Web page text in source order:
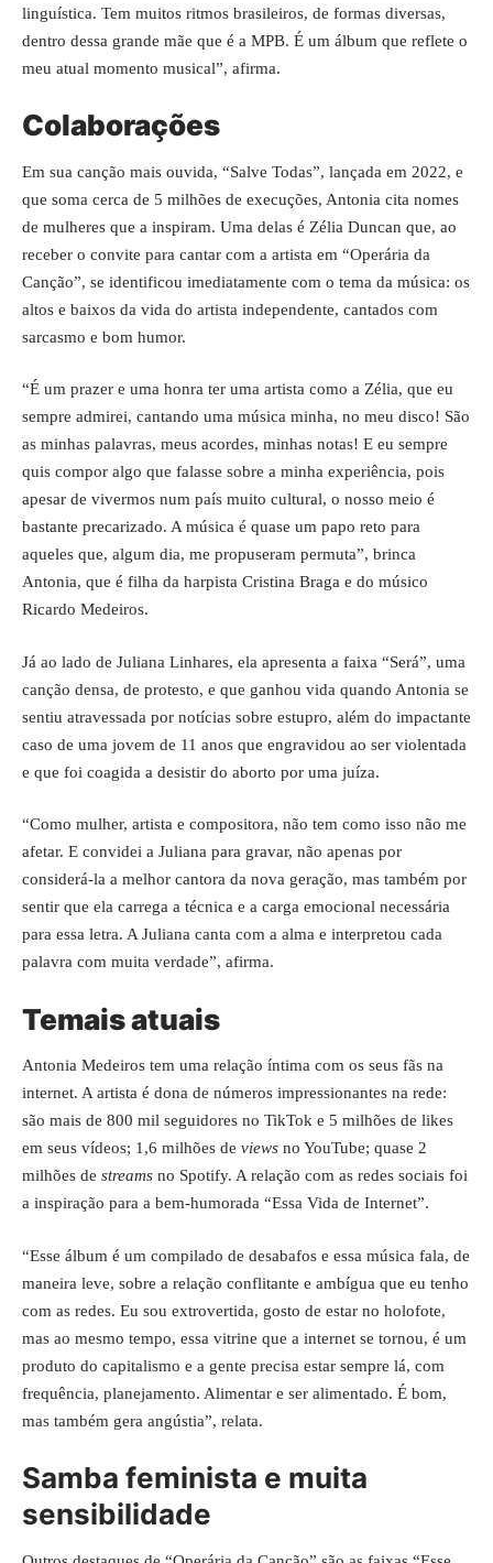
linguística. Tem muitos ritmos brasileiros, de formas diversas,
dentro dessa grande mãe que é a MPB. É um álbum que reflete o
meu atual momento musical”, afirma.
Colaborações
Em sua canção mais ouvida, “Salve Todas”, lançada em 2022, e
que soma cerca de 5 milhões de execuções, Antonia cita nomes
de mulheres que a inspiram. Uma delas é Zélia Duncan que, ao
receber o convite para cantar com a artista em “Operária da
Canção”, se identificou imediatamente com o tema da música: os
altos e baixos da vida do artista independente, cantados com
sarcasmo e bom humor.
“É um prazer e uma honra ter uma artista como a Zélia, que eu
sempre admirei, cantando uma música minha, no meu disco! São
as minhas palavras, meus acordes, minhas notas! E eu sempre
quis compor algo que falasse sobre a minha experiência, pois
apesar de vivermos num país muito cultural, o nosso meio é
bastante precarizado. A música é quase um papo reto para
aqueles que, algum dia, me propuseram permuta”, brinca
Antonia, que é filha da harpista Cristina Braga e do músico
Ricardo Medeiros.
Já ao lado de Juliana Linhares, ela apresenta a faixa “Será”, uma
canção densa, de protesto, e que ganhou vida quando Antonia se
sentiu atravessada por notícias sobre estupro, além do impactante
caso de uma jovem de 11 anos que engravidou ao ser violentada
e que foi coagida a desistir do aborto por uma juíza.
“Como mulher, artista e compositora, não tem como isso não me
afetar. E convidei a Juliana para gravar, não apenas por
considerá-la a melhor cantora da nova geração, mas também por
sentir que ela carrega a técnica e a carga emocional necessária
para essa letra. A Juliana canta com a alma e interpretou cada
palavra com muita verdade”, afirma.
Temais atuais
Antonia Medeiros tem uma relação íntima com os seus fãs na
internet. A artista é dona de números impressionantes na rede:
são mais de 800 mil seguidores no TikTok e 5 milhões de likes
em seus vídeos; 1,6 milhões de views no YouTube; quase 2
milhões de streams no Spotify. A relação com as redes sociais foi
a inspiração para a bem-humorada “Essa Vida de Internet”.
“Esse álbum é um compilado de desabafos e essa música fala, de
maneira leve, sobre a relação conflitante e ambígua que eu tenho
com as redes. Eu sou extrovertida, gosto de estar no holofote,
mas ao mesmo tempo, essa vitrine que a internet se tornou, é um
produto do capitalismo e a gente precisa estar sempre lá, com
frequência, planejamento. Alimentar e ser alimentado. É bom,
mas também gera angústia”, relata.
Samba feminista e muita
sensibilidade